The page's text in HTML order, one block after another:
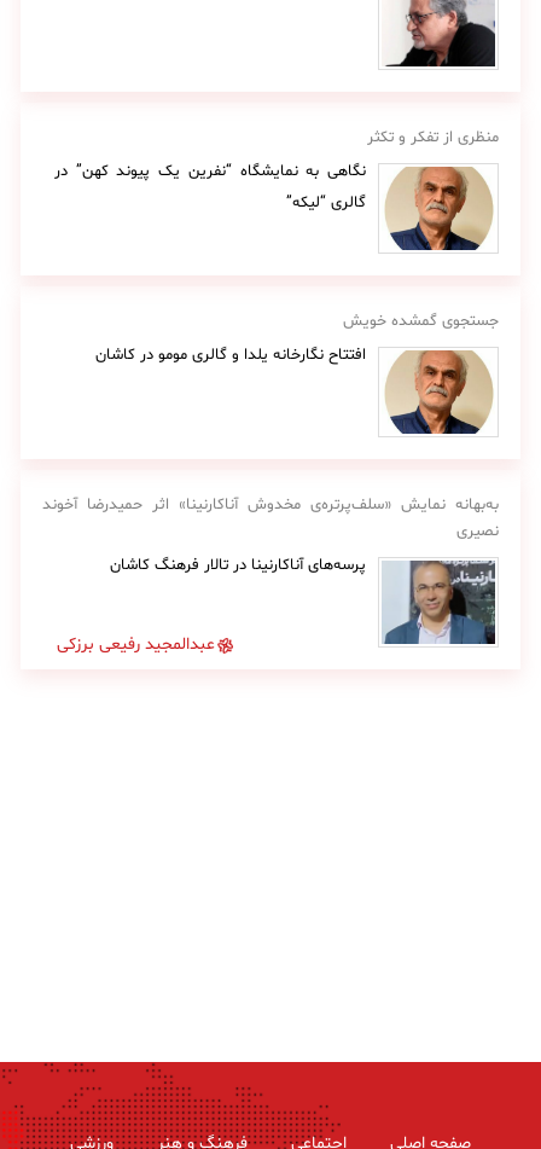
منظری از تفکر و تکثر
نگاهی به نمایشگاه “نفرین یک پیوند کهن” در
گالری “لیکه”
جستجوی گمشده خویش
افتتاح نگارخانه یلدا و گالری مومو در کاشان
به‌بهانه نمایش «سلف‌پرتره‌ی مخدوش آناکارنینا» اثر حمیدرضا آخوند
نصیری
پرسه‌های آناکارنینا در تالار فرهنگ کاشان
عبدالمجید رفیعی برزکی
صفحه اصلی اجتماعی فرهنگ و هنر ورزشی